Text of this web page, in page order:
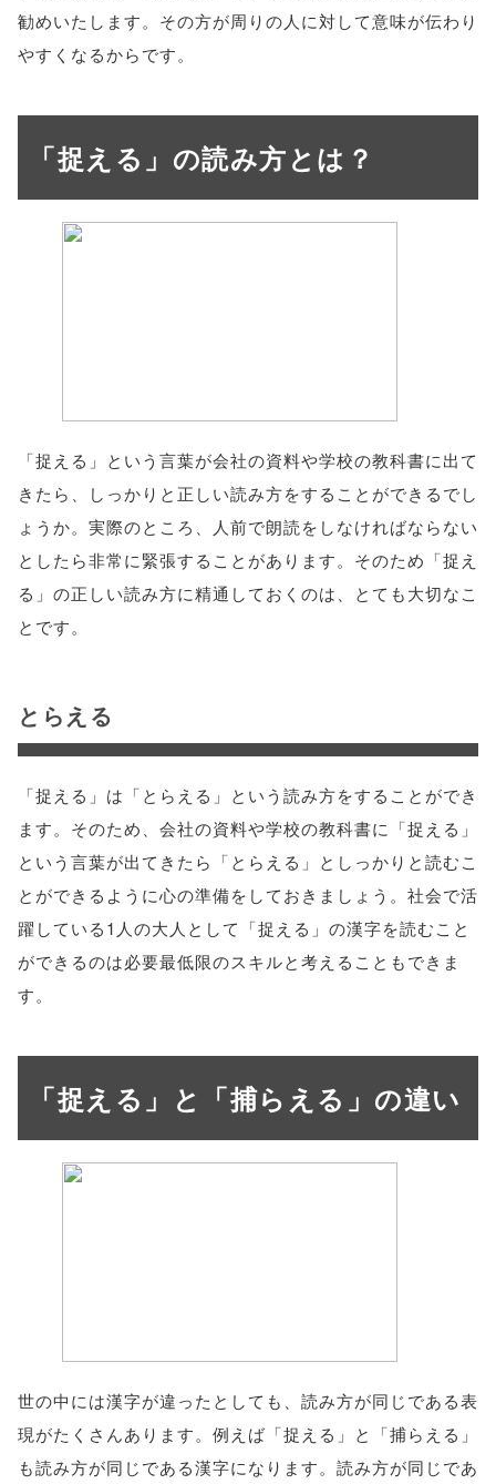
勧めいたします。その方が周りの人に対して意味が伝わり
やすくなるからです。
「捉える」の読み方とは？
「捉える」という言葉が会社の資料や学校の教科書に出て
きたら、しっかりと正しい読み方をすることができるでし
ょうか。実際のところ、人前で朗読をしなければならない
としたら非常に緊張することがあります。そのため「捉え
る」の正しい読み方に精通しておくのは、とても大切なこ
とです。
とらえる
「捉える」は「とらえる」という読み方をすることができ
ます。そのため、会社の資料や学校の教科書に「捉える」
という言葉が出てきたら「とらえる」としっかりと読むこ
とができるように心の準備をしておきましょう。社会で活
躍している1人の大人として「捉える」の漢字を読むこと
ができるのは必要最低限のスキルと考えることもできま
す。
「捉える」と「捕らえる」の違い
世の中には漢字が違ったとしても、読み方が同じである表
現がたくさんあります。例えば「捉える」と「捕らえる」
も読み方が同じである漢字になります。読み方が同じであ